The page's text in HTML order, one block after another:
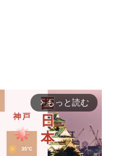
arrow_forward_ios もっと読む